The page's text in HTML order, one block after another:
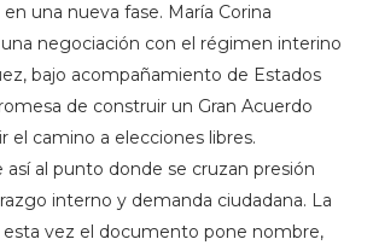
una nueva fase. María Corina
una negociación con el régimen interino
bajo acompañamiento de Estados
de construir un Gran Acuerdo
el camino a elecciones libres.
así al punto donde se cruzan presión
interno y demanda ciudadana. La
esta vez el documento pone nombre,